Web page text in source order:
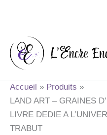
contenu
Accueil
Produits
LAND ART – GRAINES
LIVRE DEDIE A
TRABUT